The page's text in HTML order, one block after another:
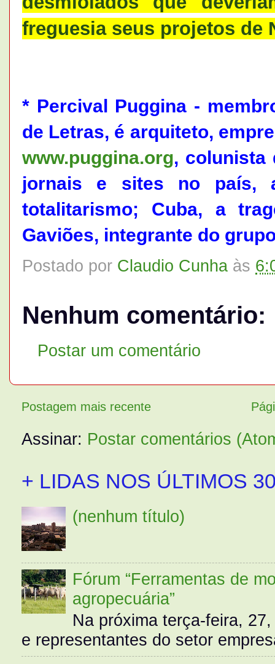
freguesia seus projetos de
* Percival Puggina -
de Letras, é arquiteto,
www.puggina.org, colunista
jornais e sites no país,
totalitarismo; Cuba, a
Gaviões, integrante do
Postado por Claudio Cunha às
Nenhum comentário:
Postar um comentário
Postagem mais recente
Assinar: Postar comentários
+ LIDAS NOS ÚLTIMOS
(nenhum título)
Fórum “Ferramentas de
agropecuária”
Na próxima terça-feira,
e representantes do setor